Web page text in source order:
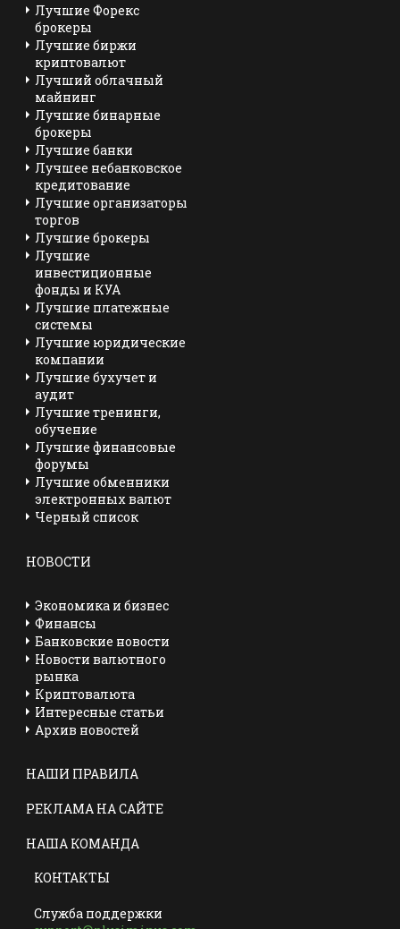
Лучшие Форекс
брокеры
Лучшие биржи
криптовалют
Лучший облачный
майнинг
Лучшие бинарные
брокеры
Лучшие банки
Лучшее небанковское
кредитование
Лучшие организаторы
торгов
Лучшие брокеры
Лучшие
инвестиционные
фонды и КУА
Лучшие платежные
системы
Лучшие юридические
компании
Лучшие бухучет и
аудит
Лучшие тренинги,
обучение
Лучшие финансовые
форумы
Лучшие обменники
электронных валют
Черный список
НОВОСТИ
Экономика и бизнес
Финансы
Банковские новости
Новости валютного
рынка
Криптовалюта
Интересные статьи
Архив новостей
НАШИ ПРАВИЛА
РЕКЛАМА НА САЙТЕ
НАША КОМАНДА
КОНТАКТЫ
Служба поддержки